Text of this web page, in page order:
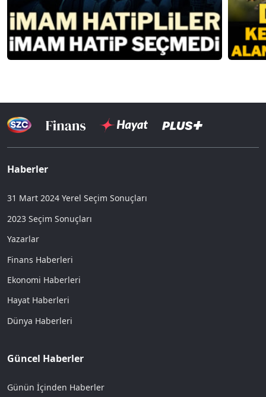
Haberler
31 Mart 2024 Yerel Seçim Sonuçları
2023 Seçim Sonuçları
Yazarlar
Finans Haberleri
Ekonomi Haberleri
Hayat Haberleri
Dünya Haberleri
Güncel Haberler
Günün İçinden Haberler